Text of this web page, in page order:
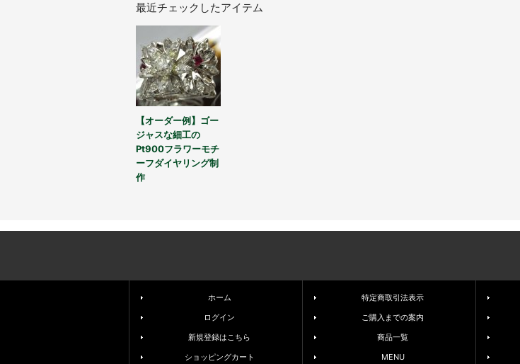
最近チェックしたアイテム
【オーダー例】ゴー
ジャスな細工の
Pt900フラワーモチ
ーフダイヤリング制
作
ホーム
ログイン
新規登録はこちら
ショッピングカート
特定商取引法表示
ご購入までの案内
商品一覧
MENU